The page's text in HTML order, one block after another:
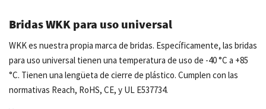
Bridas WKK para uso universal
WKK es nuestra propia marca de bridas. Específicamente, las bridas
para uso universal tienen una temperatura de uso de -40 °C a +85
°C. Tienen una lengüeta de cierre de plástico. Cumplen con las
normativas Reach, RoHS, CE, y UL E537734.